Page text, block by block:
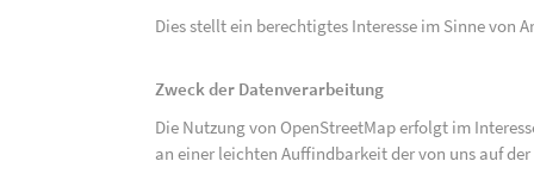
Dies stellt ein berechtigtes Interesse im Sinne von
Zweck der Datenverarbeitung
Die Nutzung von OpenStreetMap erfolgt im
an einer leichten Auffindbarkeit der von uns auf